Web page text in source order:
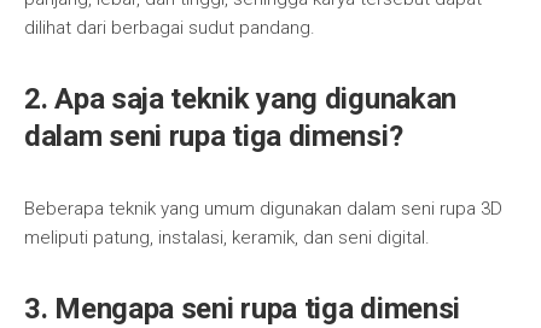
dilihat dari berbagai sudut pandang.
2. Apa saja teknik yang digunakan
dalam seni rupa tiga dimensi?
Beberapa teknik yang umum digunakan dalam seni rupa 3D
meliputi patung, instalasi, keramik, dan seni digital.
3. Mengapa seni rupa tiga dimensi